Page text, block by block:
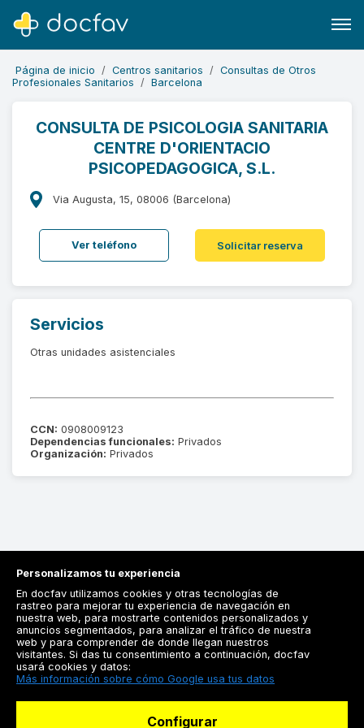
Buscar
Software para clínicas
Soporte
¿Eres un doctor?
Página de inicio Centros sanitarios
Consultas de Otros
Profesionales Sanitarios
Barcelona
CONSULTA DE PSICOLOGIA SANITARIA
CENTRE D'ORIENTACIO
PSICOPEDAGOGICA, S.L.
Via Augusta, 15, 08006 (Barcelona)
Ver teléfono Solicitar reserva
Servicios
Otras unidades asistenciales
CCN: 0908009123
Dependencias funcionales: Privados
Organización: Privados
Registrarse
Docfav
Personalizamos tu experiencia
En docfav utilizamos cookies y otras tecnologías de
rastreo para mejorar tu experiencia de navegación en
nuestra web, para mostrarte contenidos personalizados y
anuncios segmentados, para analizar el tráfico de nuestra
web y para comprender de donde llegan nuestros
visitantes. Si das tu consentimiento a continuación, docfav
usará cookies y datos:
Más información sobre cómo Google usa tus datos
Configurar